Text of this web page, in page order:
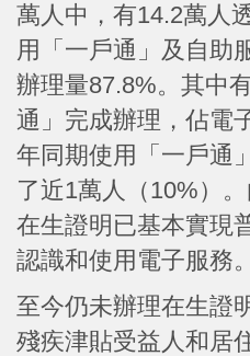
萬人中，有14.2萬人
用「一戶通」及自助
辦理量87.8%。其中
通」完成辦理，佔電
年同期使用「一戶通
了近1萬人（10%）
在生證明已基本實現
認識和使用電子服務。
至今仍未辦理在生證
殘疾津貼受益人和居